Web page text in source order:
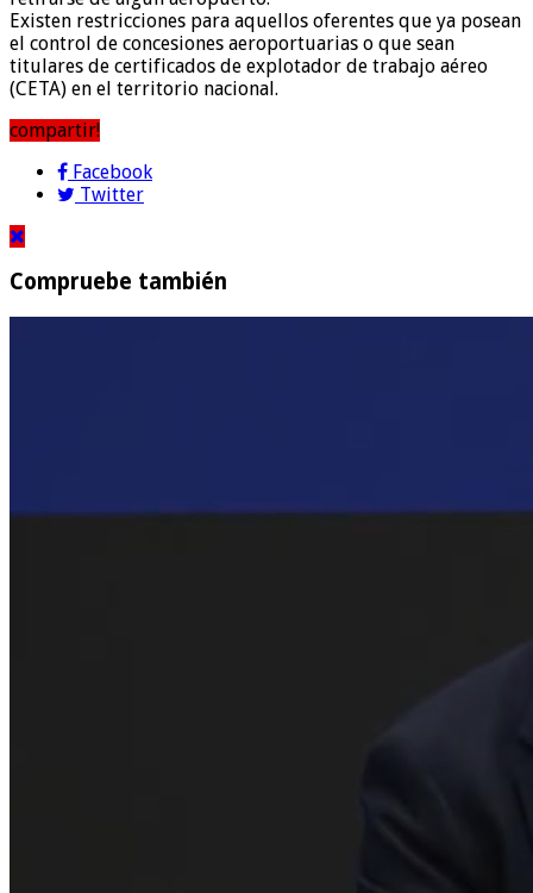
Existen restricciones para aquellos oferentes que ya posean
el control de concesiones aeroportuarias o que sean
titulares de certificados de explotador de trabajo aéreo
(CETA) en el territorio nacional.
compartir!
Facebook
Twitter
Compruebe también